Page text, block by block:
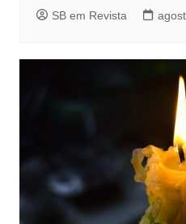
SB em Revista